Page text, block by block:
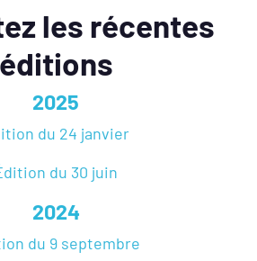
les récentes
éditions
2025
du 24 janvier
du 30 juin
2024
du 9 septembre